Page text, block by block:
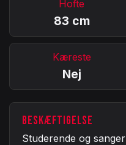
Hofte
83 cm
Kæreste
Nej
BESKÆFTIGELSE
Studerende og sanger